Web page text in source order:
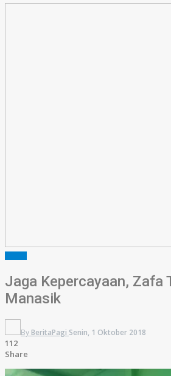
Jaga Kepercayaan, Zafa
Manasik
By BeritaPagi Senin, 1 Oktober 2018
112
Share